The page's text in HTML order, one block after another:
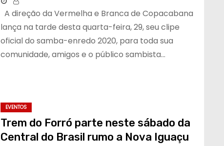
A direção da Vermelha e Branca de Copacabana
lança na tarde desta quarta-feira, 29, seu clipe
oficial do samba-enredo 2020, para toda sua
comunidade, amigos e o público sambista…
EVENTOS
Trem do Forró parte neste sábado da
Central do Brasil rumo a Nova Iguaçu